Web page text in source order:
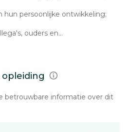
hun persoonlijke ontwikkeling;
ouders en...
betrouwbare informatie over dit